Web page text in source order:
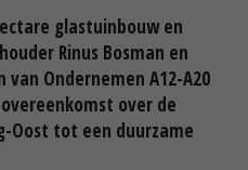
glastuinbouw en
Rinus Bosman en
Ondernemen A12-A20
over de
Oost tot een duurzame